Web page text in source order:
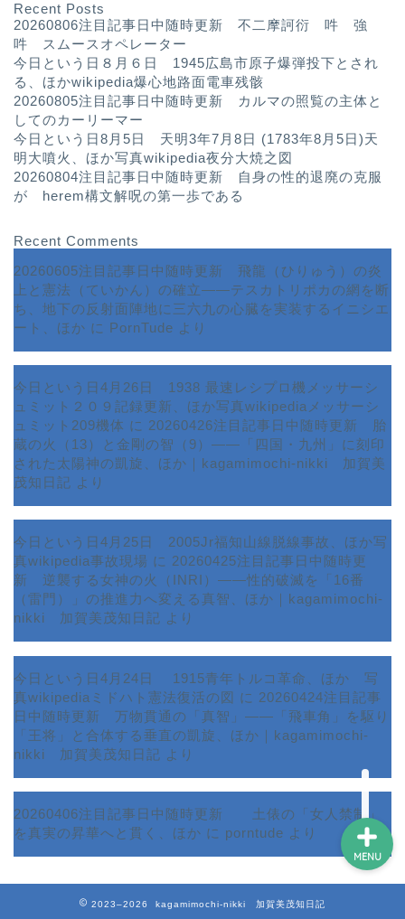
Recent Posts
20260806注目記事日中随時更新 不二摩訶衍 吽 強
吽 スムースオペレーター
今日という日８月６日 1945広島市原子爆弾投下とされ
る、ほかwikipedia爆心地路面電車残骸
20260805注目記事日中随時更新 カルマの照覧の主体と
してのカーリーマー
今日という日8月5日 天明3年7月8日 (1783年8月5日)天
明大噴火、ほか写真wikipedia夜分大焼之図
20260804注目記事日中随時更新 自身の性的退廃の克服
が herem構文解呪の第一歩である
Recent Comments
20260605注目記事日中随時更新 飛龍（ひりゅう）の炎
上と憲法（ていかん）の確立――テスカトリポカの網を断
ち、地下の反射面陣地に三六九の心臓を実装するイニシエ
ート、ほか に PornTude より
今日という日4月26日 1938 最速レシプロ機メッサーシ
ュミット２０９記録更新、ほか写真wikipediaメッサーシ
ュミット209機体 に 20260426注目記事日中随時更新 胎
蔵の火（13）と金剛の智（9）――「四国・九州」に刻印
された太陽神の凱旋、ほか｜kagamimochi-nikki 加賀美
茂知日記 より
今日という日4月25日 2005Jr福知山線脱線事故、ほか写
真wikipedia事故現場 に 20260425注目記事日中随時更
新 逆襲する女神の火（INRI）――性的破滅を「16番
（雷門）」の推進力へ変える真智、ほか｜kagamimochi-
nikki 加賀美茂知日記 より
今日という日4月24日 1915青年トルコ革命、ほか 写
真wikipediaミドハト憲法復活の図 に 20260424注目記事
日中随時更新 万物貫通の「真智」――「飛車角」を駆り
「王将」と合体する垂直の凱旋、ほか｜kagamimochi-
nikki 加賀美茂知日記 より
20260406注目記事日中随時更新 土俵の「女人禁制」
を真実の昇華へと貫く、ほか に porntude より
2023–2026 kagamimochi-nikki 加賀美茂知日記
MENU
ホーム
サービス
ランキング